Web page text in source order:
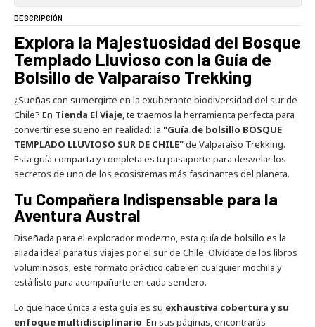
DESCRIPCIÓN
Explora la Majestuosidad del Bosque
Templado Lluvioso con la Guía de
Bolsillo de Valparaíso Trekking
¿Sueñas con sumergirte en la exuberante biodiversidad del sur de
Chile? En Tienda El Viaje, te traemos la herramienta perfecta para
convertir ese sueño en realidad: la "Guía de bolsillo BOSQUE
TEMPLADO LLUVIOSO SUR DE CHILE"de Valparaíso Trekking.
Esta guía compacta y completa es tu pasaporte para desvelar los
secretos de uno de los ecosistemas más fascinantes del planeta.
Tu Compañera Indispensable para la
Aventura Austral
Diseñada para el explorador moderno, esta guía de bolsillo es la
aliada ideal para tus viajes por el sur de Chile. Olvídate de los libros
voluminosos; este formato práctico cabe en cualquier mochila y
está listo para acompañarte en cada sendero.
Lo que hace única a esta guía es su exhaustiva cobertura y su
enfoque multidisciplinario. En sus páginas, encontrarás